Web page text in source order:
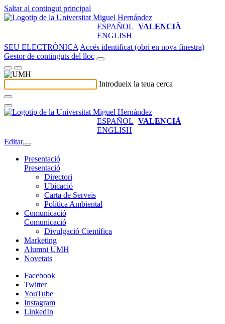
Saltar al contingut principal
ESPAÑOL VALENCIÀ
ENGLISH
SEU ELECTRÒNICA Accés identificat (obri en nova finestra)
Gestor de continguts del lloc
Introdueix la teua cerca
ESPAÑOL VALENCIÀ
ENGLISH
Editar
Presentació
Presentació
Directori
Ubicació
Carta de Serveis
Política Ambiental
Comunicació
Comunicació
Divulgació Científica
Marketing
Alumni UMH
Novetats
Facebook
Twitter
YouTube
Instagram
LinkedIn